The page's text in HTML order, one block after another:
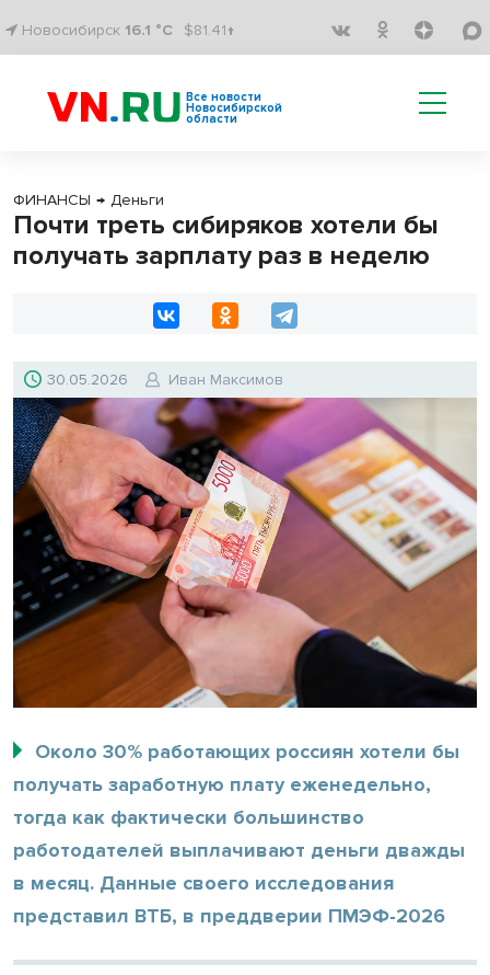
Новосибирск 16.1 °C $81.41↑
Все новости
Новосибирской
области
ФИНАНСЫ → Деньги
Почти треть сибиряков хотели бы
получать зарплату раз в неделю
30.05.2026 Иван Максимов
Около 30% работающих россиян хотели бы
получать заработную плату еженедельно,
тогда как фактически большинство
работодателей выплачивают деньги дважды
в месяц. Данные своего исследования
представил ВТБ, в преддверии ПМЭФ-2026